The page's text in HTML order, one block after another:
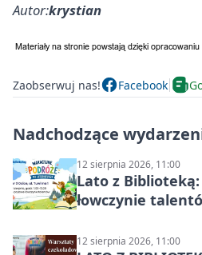
Autor:krystian
Zaobserwuj nas! Facebook
Nadchodzące
12 sierpnia 2026, 11:00
Lato z
łowczynie
12 sierpnia 2026, 11:00